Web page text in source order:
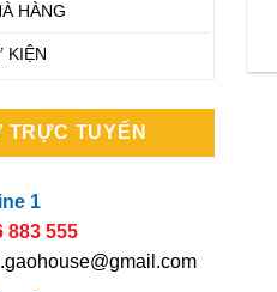
HÀNG
KIỆN
TRỰC TUYẾN
1
883 555